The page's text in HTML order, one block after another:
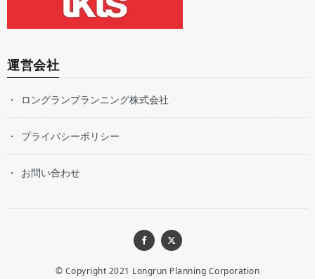
運営会社
ロングランプランニング株式会社
プライバシーポリシー
お問い合わせ
© Copyright 2021 Longrun Planning Corporation